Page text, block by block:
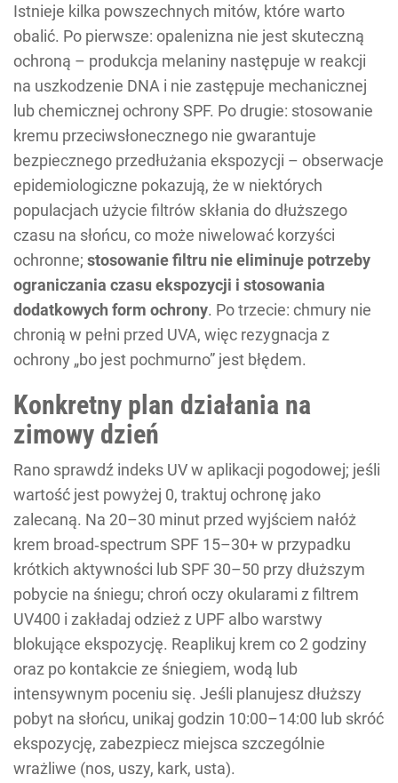
Istnieje kilka powszechnych mitów, które warto
obalić. Po pierwsze: opalenizna nie jest skuteczną
ochroną – produkcja melaniny następuje w reakcji
na uszkodzenie DNA i nie zastępuje mechanicznej
lub chemicznej ochrony SPF. Po drugie: stosowanie
kremu przeciwsłonecznego nie gwarantuje
bezpiecznego przedłużania ekspozycji – obserwacje
epidemiologiczne pokazują, że w niektórych
populacjach użycie filtrów skłania do dłuższego
czasu na słońcu, co może niwelować korzyści
ochronne; stosowanie filtru nie eliminuje potrzeby
ograniczania czasu ekspozycji i stosowania
dodatkowych form ochrony. Po trzecie: chmury nie
chronią w pełni przed UVA, więc rezygnacja z
ochrony „bo jest pochmurno” jest błędem.
Konkretny plan działania na
zimowy dzień
Rano sprawdź indeks UV w aplikacji pogodowej; jeśli
wartość jest powyżej 0, traktuj ochronę jako
zalecaną. Na 20–30 minut przed wyjściem nałóż
krem broad‑spectrum SPF 15–30+ w przypadku
krótkich aktywności lub SPF 30–50 przy dłuższym
pobycie na śniegu; chroń oczy okularami z filtrem
UV400 i zakładaj odzież z UPF albo warstwy
blokujące ekspozycję. Reaplikuj krem co 2 godziny
oraz po kontakcie ze śniegiem, wodą lub
intensywnym poceniu się. Jeśli planujesz dłuższy
pobyt na słońcu, unikaj godzin 10:00–14:00 lub skróć
ekspozycję, zabezpiecz miejsca szczególnie
wrażliwe (nos, uszy, kark, usta).